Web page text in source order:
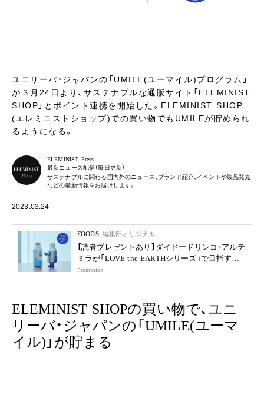
ユニリーバ・ジャパンの「UMILE(ユーマイル)プログラム」
が３月24日より、サステナブルな通販サイト「ELEMINIST
SHOP」とポイント連携を開始した。ELEMINIST SHOP
(エレミニストショップ)での買い物でもUMILEが貯められ
るようになる。
ELEMINIST Press
最新ニュース配信（毎日更新）
サステナブルに関わる国内外のニュース、ブランド紹介、イベントや製品発売
などの最新情報をお届けします。
2023.03.24
FOODS 編集部オリジナル
【読者プレゼントあり】ダイドードリンコ×アルテ
ミラが「LOVE the EARTHシリーズ」で目指す未
来
Promotion
ELEMINIST SHOPの買い物で、ユニ
リーバ・ジャパンの「UMILE(ユーマ
イル)」が貯まる